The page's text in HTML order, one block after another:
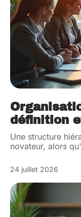
définition
Une structure
novateur, alors
24 juillet 2026